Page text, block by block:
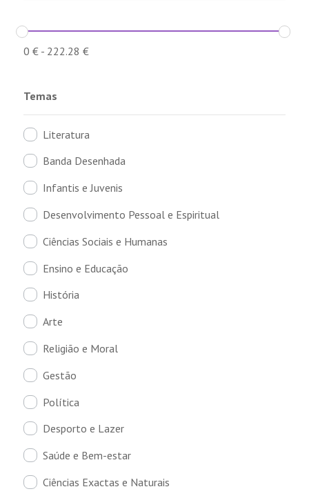
0 €- 222.28 €
Temas
Literatura
Banda Desenhada
Infantis e Juvenis
Desenvolvimento Pessoal e Espiritual
Ciências Sociais e Humanas
Ensino e Educação
História
Arte
Religião e Moral
Gestão
Política
Desporto e Lazer
Saúde e Bem-estar
Ciências Exactas e Naturais